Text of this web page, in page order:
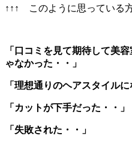
↑↑↑ このように思っている
「口コミを見て期待して美
ゃなかった・・」
「理想通りのヘアスタイル
「カットが下手だった・・」
「失敗された・・」